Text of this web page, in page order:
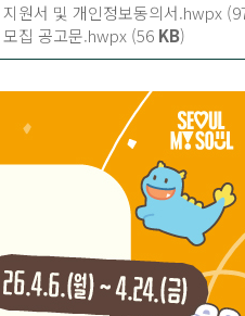
원서 및 개인정보동의서.hwpx
집 공고문.hwpx (56 KB)